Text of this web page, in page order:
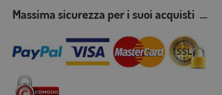
Massima sicurezza per i suoi acquisti